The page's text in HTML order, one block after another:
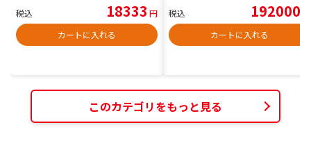
税込 18333 円
カートに入れる
税込 192000
カートに入れる
このカテゴリをもっと見る